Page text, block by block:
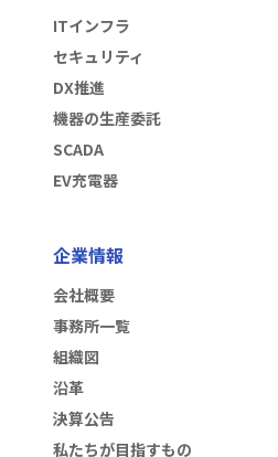
ITインフラ
セキュリティ
DX推進
機器の生産委託
SCADA
EV充電器
企業情報
会社概要
事務所一覧
組織図
沿革
決算公告
私たちが目指すもの